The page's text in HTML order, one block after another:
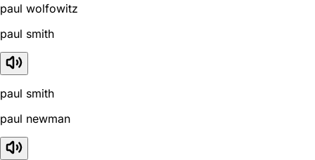
paul wolfowitz
paul smith
paul smith
paul newman